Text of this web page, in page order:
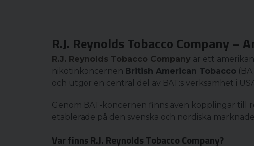
R.J. Reynolds Tobacco Company
R.J. Reynolds Tobacco Company är ett
nikotinkoncernen British American Tobacco
och utgör en central del av BAT:s verksamhet i
Genom BAT‑koncernen finns även kopplingar
etablerade på den svenska och nordiska
Var finns R.J. Reynolds Tobacco Company?